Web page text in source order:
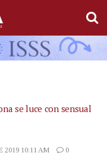
se luce con sensual
2019 10:11 AM
0